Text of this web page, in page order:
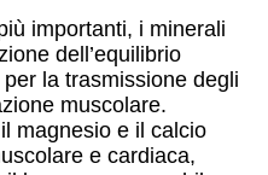
importanti, i minerali
dell’equilibrio
la trasmissione degli
muscolare.
magnesio e il calcio
e cardiaca,